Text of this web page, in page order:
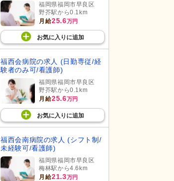
福岡県福岡市早良区
野芥駅から0.1km
月給25.6万円
お気に入り に追加
福西会病院の求人 (日勤専従/経
験者のみ可/看護師)
福岡県福岡市早良区
野芥駅から0.1km
月給25.6万円
お気に入り に追加
福西会南病院の求人 (シフト制/
未経験可/看護師)
福岡県福岡市早良区
梅林駅から4.6km
月給21.3万円